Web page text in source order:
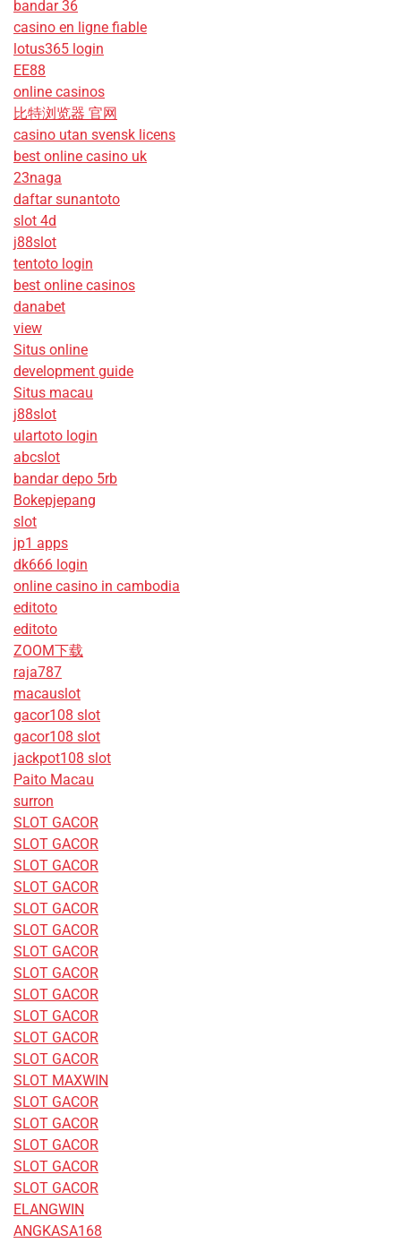
bandar 36
casino en ligne fiable
lotus365 login
EE88
online casinos
比特浏览器 官网
casino utan svensk licens
best online casino uk
23naga
daftar sunantoto
slot 4d
j88slot
tentoto login
best online casinos
danabet
view
Situs online
development guide
Situs macau
j88slot
ulartoto login
abcslot
bandar depo 5rb
Bokepjepang
slot
jp1 apps
dk666 login
online casino in cambodia
editoto
editoto
ZOOM下载
raja787
macauslot
gacor108 slot
gacor108 slot
jackpot108 slot
Paito Macau
surron
SLOT GACOR
SLOT GACOR
SLOT GACOR
SLOT GACOR
SLOT GACOR
SLOT GACOR
SLOT GACOR
SLOT GACOR
SLOT GACOR
SLOT GACOR
SLOT GACOR
SLOT GACOR
SLOT MAXWIN
SLOT GACOR
SLOT GACOR
SLOT GACOR
SLOT GACOR
SLOT GACOR
ELANGWIN
ANGKASA168